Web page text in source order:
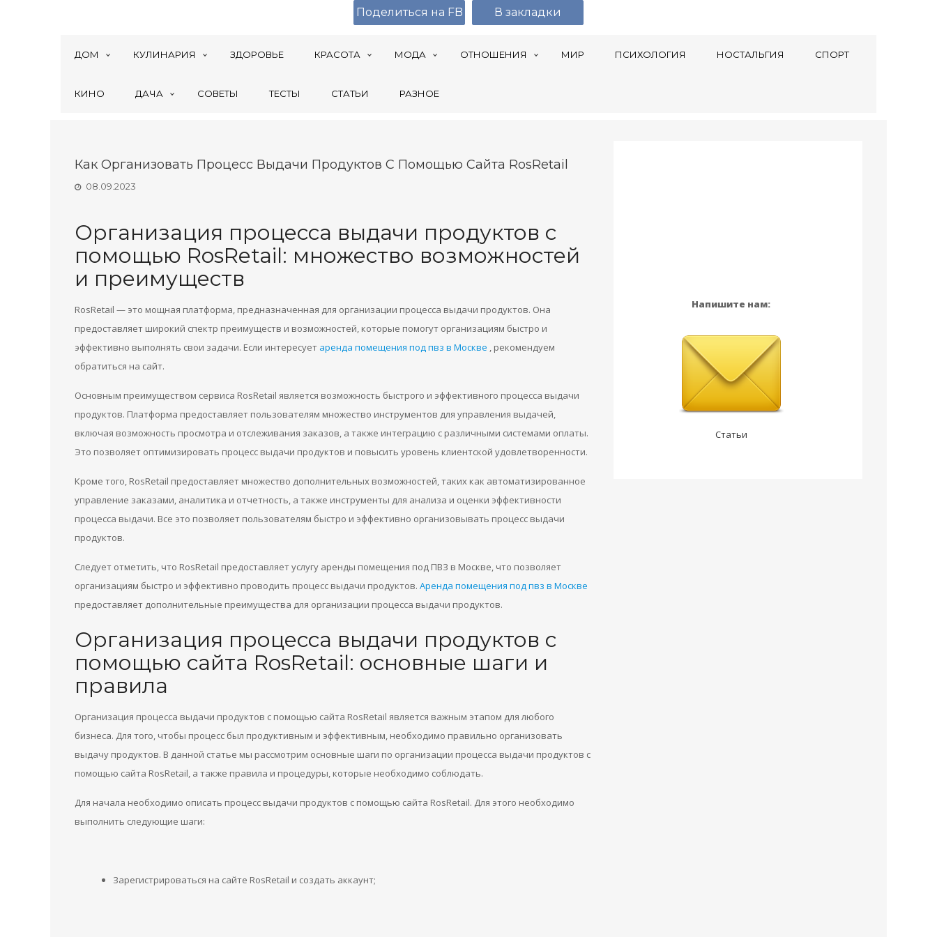
ДОМ КУЛИНАРИЯ ЗДОРОВЬЕ КРАСОТА МОДА ОТНОШЕНИЯ МИР ПСИХОЛОГИЯ НОСТАЛЬГИЯ СПОРТ
КИНО ДАЧА СОВЕТЫ ТЕСТЫ СТАТЬИ РАЗНОЕ
Как Организовать Процесс Выдачи Продуктов С Помощью Сайта RosRetail
08.09.2023
Организация процесса выдачи продуктов с
помощью RosRetail: множество возможностей
и преимуществ
RosRetail — это мощная платформа, предназначенная для организации процесса выдачи продуктов. Она
предоставляет широкий спектр преимуществ и возможностей, которые помогут организациям быстро и
эффективно выполнять свои задачи. Если интересует аренда помещения под пвз в Москве , рекомендуем
обратиться на сайт.
Основным преимуществом сервиса RosRetail является возможность быстрого и эффективного процесса выдачи
продуктов. Платформа предоставляет пользователям множество инструментов для управления выдачей,
включая возможность просмотра и отслеживания заказов, а также интеграцию с различными системами оплаты.
Это позволяет оптимизировать процесс выдачи продуктов и повысить уровень клиентской удовлетворенности.
Кроме того, RosRetail предоставляет множество дополнительных возможностей, таких как автоматизированное
управление заказами, аналитика и отчетность, а также инструменты для анализа и оценки эффективности
процесса выдачи. Все это позволяет пользователям быстро и эффективно организовывать процесс выдачи
продуктов.
Следует отметить, что RosRetail предоставляет услугу аренды помещения под ПВЗ в Москве, что позволяет
организациям быстро и эффективно проводить процесс выдачи продуктов. Аренда помещения под пвз в Москве
предоставляет дополнительные преимущества для организации процесса выдачи продуктов.
Организация процесса выдачи продуктов с
помощью сайта RosRetail: основные шаги и
правила
Организация процесса выдачи продуктов с помощью сайта RosRetail является важным этапом для любого
бизнеса. Для того, чтобы процесс был продуктивным и эффективным, необходимо правильно организовать
выдачу продуктов. В данной статье мы рассмотрим основные шаги по организации процесса выдачи продуктов с
помощью сайта RosRetail, а также правила и процедуры, которые необходимо соблюдать.
Для начала необходимо описать процесс выдачи продуктов с помощью сайта RosRetail. Для этого необходимо
выполнить следующие шаги:
Зарегистрироваться на сайте RosRetail и создать аккаунт;
Напишите нам:
Статьи
Поделиться на FB В закладки